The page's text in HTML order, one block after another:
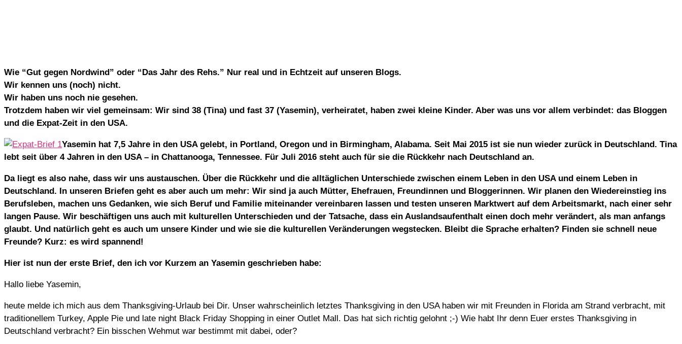
Wie “Gut gegen Nordwind” oder “Das Jahr des Rehs.” Nur real und in Echtzeit auf unseren Blogs.
Wir kennen uns (noch) nicht.
Wir haben uns noch nie gesehen.
Trotzdem haben wir viel gemeinsam: Wir sind 38 (Tina) und fast 37 (Yasemin), verheiratet, haben zwei kleine Kinder. Aber was uns vor allem verbindet: das Bloggen
und die Expat-Zeit in den USA.
Yasemin hat 7,5 Jahre in den USA gelebt, in Portland, Oregon und in Birmingham, Alabama. Seit Mai 2015 ist sie nun wieder zurück in Deutschland. Tina
lebt seit über 4 Jahren in den USA – in Chattanooga, Tennessee. Für Juli 2016 steht auch für sie die Rückkehr nach Deutschland an.
Da liegt es also nahe, dass wir uns austauschen. Über die Rückkehr und die alltäglichen Unterschiede zwischen einem Leben in den USA und einem Leben in
Deutschland. In unseren Briefen geht es aber auch um mehr: Wir sind ja auch Mütter, Ehefrauen, Freundinnen und Bloggerinnen. Wir planen den Wiedereinstieg ins
Berufsleben, machen uns Gedanken, wie sich Beruf und Familie miteinander vereinbaren lassen und testen unseren Marktwert auf dem Arbeitsmarkt, nach einer sehr
langen Pause. Wir beschäftigen uns auch mit kulturellen Unterschieden und der Tatsache, dass ein Auslandsaufenthalt einen doch mehr verändert, als man anfangs
glaubt. Und natürlich geht es auch um unsere Kinder und wie sie die kulturellen Veränderungen wegstecken. Bleibt die Sprache erhalten? Finden sie schnell neue
Freunde? Kurz: es wird spannend!
Hier ist nun der erste Brief, den ich vor Kurzem an Yasemin geschrieben habe:
Hallo liebe Yasemin,
heute melde ich mich aus dem Thanksgiving-Urlaub bei Dir. Unser wahrscheinlich letztes Thanksgiving in den USA haben wir mit Freunden in Florida am Strand verbracht, mit
traditionellem Turkey, Apple Pie und late night Black Friday Shopping in einer Outlet Mall. Das hat sich richtig gelohnt ;-) Wie habt Ihr denn Euer erstes Thanksgiving in
Deutschland verbracht? Ein bisschen Wehmut war bestimmt mit dabei, oder?